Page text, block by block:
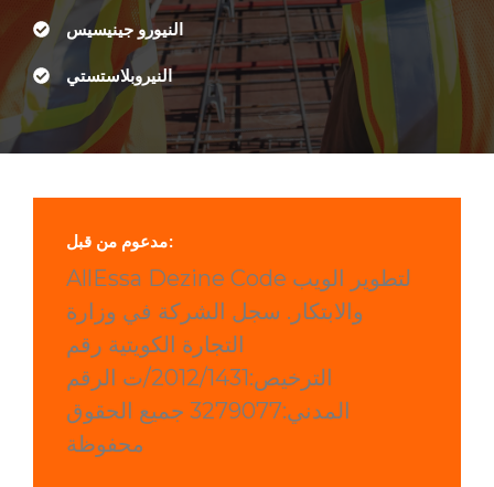
النيورو جينيسيس
النيروبلاستستي
مدعوم من قبل:
AllEssa Dezine Code لتطوير الويب
والابتكار. سجل الشركة في وزارة
التجارة الكويتية رقم
الترخيص:2012/1431/ت الرقم
المدني:3279077 جميع الحقوق
محفوظة